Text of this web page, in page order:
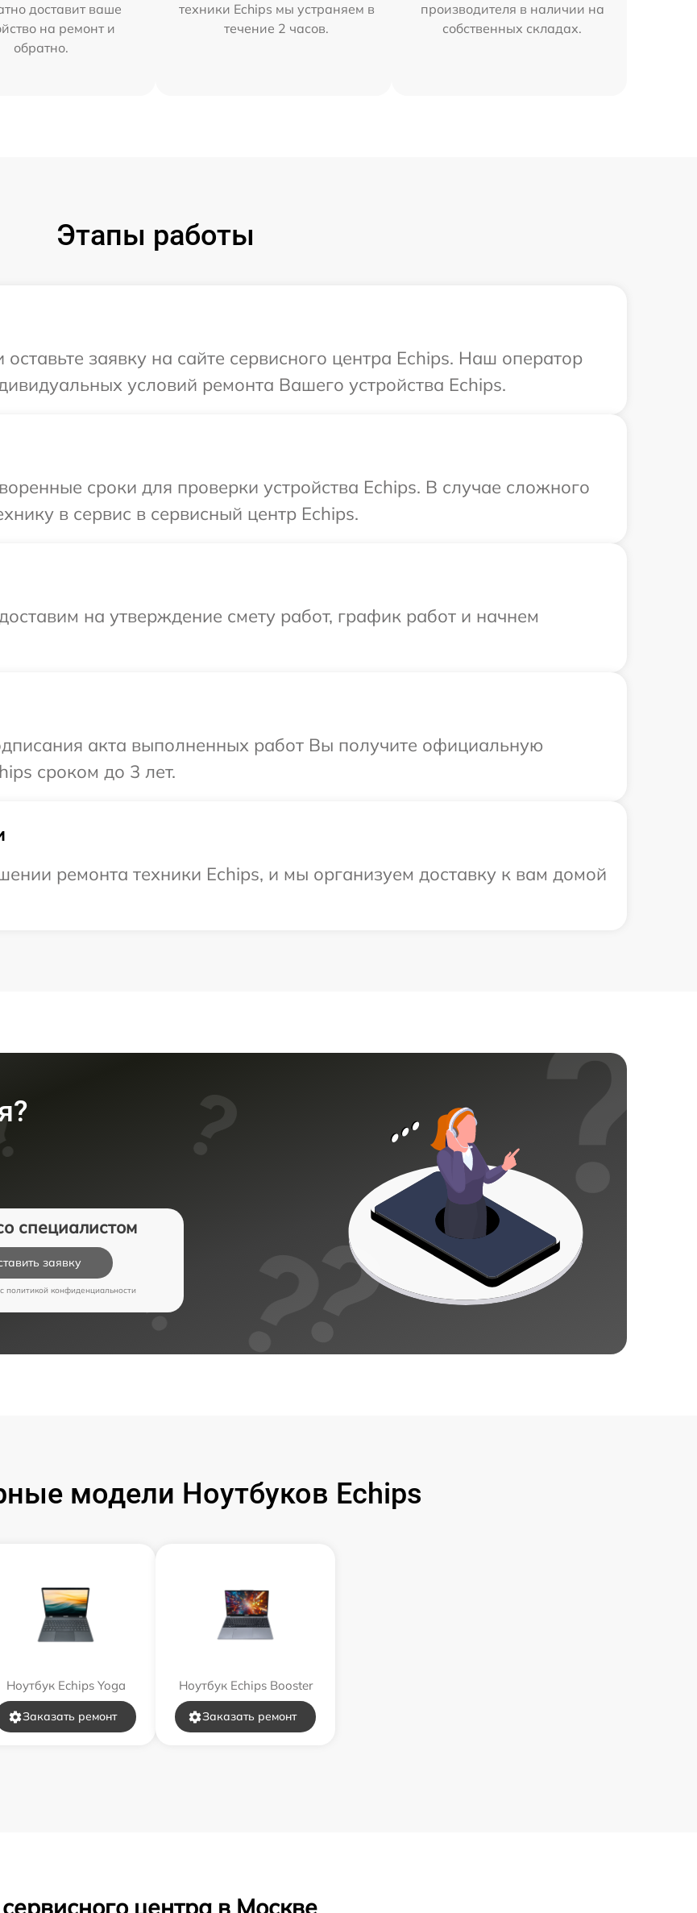
доставит ваше
на ремонт и
обратно.
техники Echips мы устраняем в
течение 2 часов.
производителя в наличии на
собственных складах.
Этапы работы
заявку на сайте сервисного центра Echips. Наш оператор
условий ремонта Вашего устройства Echips.
сроки для проверки устройства Echips. В случае сложного
в сервис в сервисный центр Echips.
на утверждение смету работ, график работ и начнем
акта выполненных работ Вы получите официальную
сроком до 3 лет.
ремонта техники Echips, и мы организуем доставку к вам домой
специалистом
заявку
политикой конфиденциальности
модели Ноутбуков Echips
Ноутбук Echips Yoga
Заказать ремонт
Ноутбук Echips Booster
Заказать ремонт
центра в Москве